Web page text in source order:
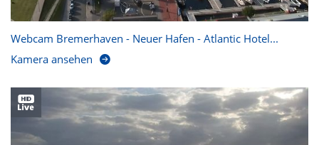
Webcam Bremerhaven - Neuer Hafen - Atlantic Hotel...
Kamera ansehen